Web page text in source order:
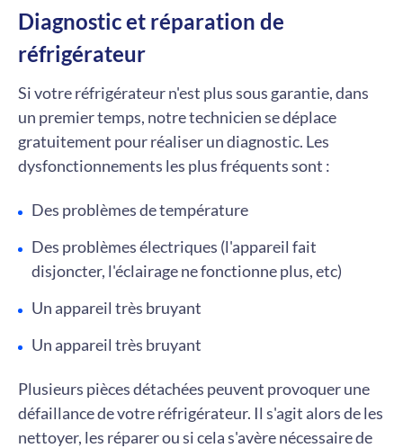
Diagnostic et réparation de
réfrigérateur
Si votre réfrigérateur n'est plus sous garantie, dans
un premier temps, notre technicien se déplace
gratuitement pour réaliser un diagnostic. Les
dysfonctionnements les plus fréquents sont :
Des problèmes de température
Des problèmes électriques (l'appareil fait
disjoncter, l'éclairage ne fonctionne plus, etc)
Un appareil très bruyant
Un appareil très bruyant
Plusieurs pièces détachées peuvent provoquer une
défaillance de votre réfrigérateur. Il s'agit alors de les
nettoyer, les réparer ou si cela s'avère nécessaire de